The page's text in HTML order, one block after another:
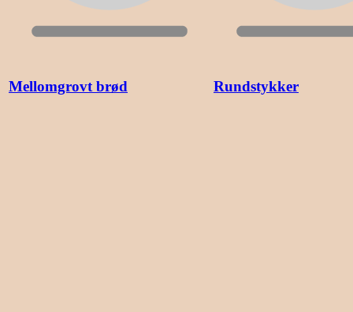
Mellomgrovt brød Rundstykker